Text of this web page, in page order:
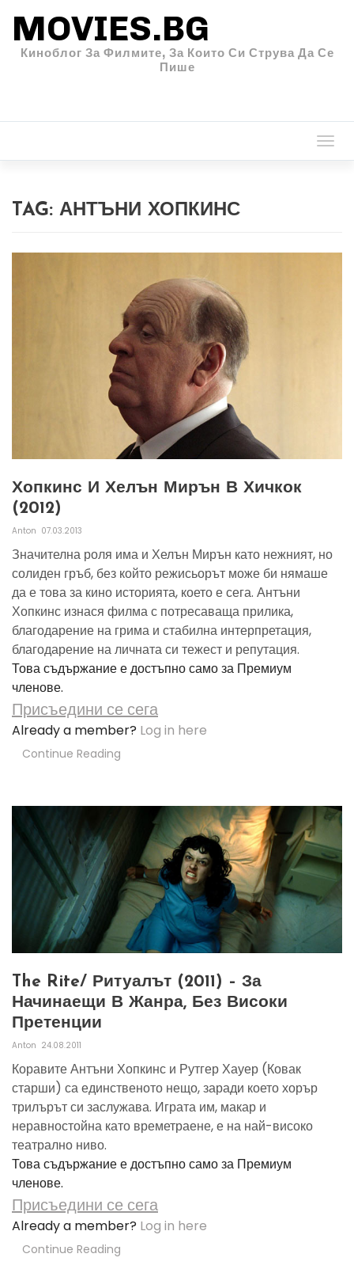
MOVIES.BG
Киноблог За Филмите, За Които Си Струва Да Се
Пише
TAG: АНТЪНИ ХОПКИНС
Хопкинс И Хелън Мирън В Хичкок
(2012)
Anton 07.03.2013
Значителна роля има и Хелън Мирън като нежният, но
солиден гръб, без който режисьорът може би нямаше
да е това за кино историята, което е сега. Антъни
Хопкинс изнася филма с потресаваща прилика,
благодарение на грима и стабилна интерпретация,
благодарение на личната си тежест и репутация.
Това съдържание е достъпно само за Премиум
членове.
Присъедини се сега
Already a member? Log in here
Continue Reading
The Rite/ Ритуалът (2011) – За
Начинаещи В Жанра, Без Високи
Претенции
Anton 24.08.2011
Коравите Антъни Хопкинс и Рутгер Хауер (Ковак
старши) са единственото нещо, заради което хорър
трилърът си заслужава. Играта им, макар и
неравностойна като времетраене, е на най-високо
театрално ниво.
Това съдържание е достъпно само за Премиум
членове.
Присъедини се сега
Already a member? Log in here
Continue Reading